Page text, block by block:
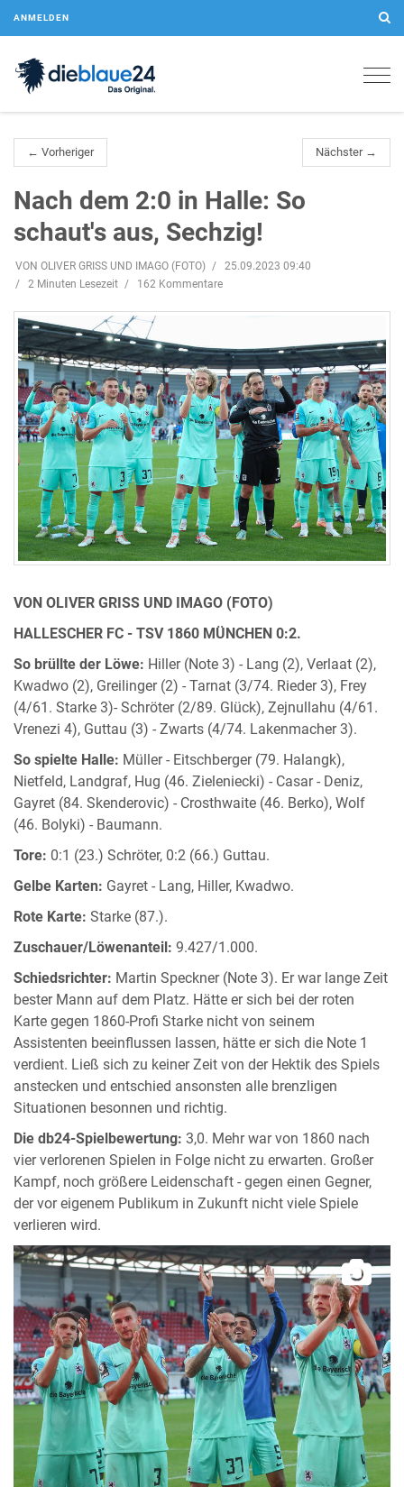
ANMELDEN
← Vorheriger Nächster →
Nach dem 2:0 in Halle: So
schaut's aus, Sechzig!
VON OLIVER GRISS UND IMAGO (FOTO)
25.09.2023 09:40
2 Minuten Lesezeit
162 Kommentare
VON OLIVER GRISS UND IMAGO (FOTO)
HALLESCHER FC - TSV 1860 MÜNCHEN 0:2.
So brüllte der Löwe: Hiller (Note 3) - Lang (2), Verlaat (2),
Kwadwo (2), Greilinger (2) - Tarnat (3/74. Rieder 3), Frey
(4/61. Starke 3)- Schröter (2/89. Glück), Zejnullahu (4/61.
Vrenezi 4), Guttau (3) - Zwarts (4/74. Lakenmacher 3).
So spielte Halle: Müller - Eitschberger (79. Halangk),
Nietfeld, Landgraf, Hug (46. Zieleniecki) - Casar - Deniz,
Gayret (84. Skenderovic) - Crosthwaite (46. Berko), Wolf
(46. Bolyki) - Baumann.
Tore: 0:1 (23.) Schröter, 0:2 (66.) Guttau.
Gelbe Karten: Gayret - Lang, Hiller, Kwadwo.
Rote Karte: Starke (87.).
Zuschauer/Löwenanteil: 9.427/1.000.
Schiedsrichter: Martin Speckner (Note 3). Er war lange Zeit
bester Mann auf dem Platz. Hätte er sich bei der roten
Karte gegen 1860-Profi Starke nicht von seinem
Assistenten beeinflussen lassen, hätte er sich die Note 1
verdient. Ließ sich zu keiner Zeit von der Hektik des Spiels
anstecken und entschied ansonsten alle brenzligen
Situationen besonnen und richtig.
Die db24-Spielbewertung: 3,0. Mehr war von 1860 nach
vier verlorenen Spielen in Folge nicht zu erwarten. Großer
Kampf, noch größere Leidenschaft - gegen einen Gegner,
der vor eigenem Publikum in Zukunft nicht viele Spiele
verlieren wird.